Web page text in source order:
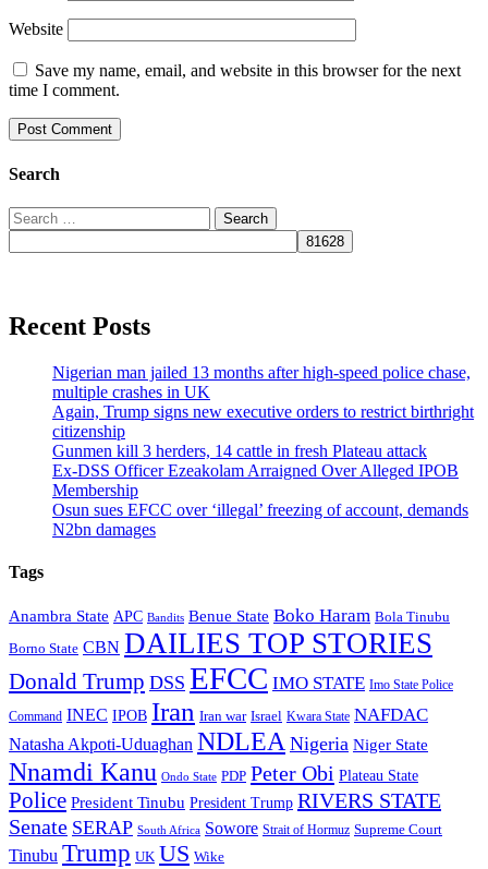
Website
Save my name, email, and website in this browser for the next
time I comment.
Search
Search
for:
Recent Posts
Nigerian man jailed 13 months after high-speed police chase,
multiple crashes in UK
Again, Trump signs new executive orders to restrict birthright
citizenship
Gunmen kill 3 herders, 14 cattle in fresh Plateau attack
Ex-DSS Officer Ezeakolam Arraigned Over Alleged IPOB
Membership
Osun sues EFCC over ‘illegal’ freezing of account, demands
N2bn damages
Tags
Anambra State APC Bandits Benue State Boko Haram Bola Tinubu
Borno State CBN DAILIES TOP STORIES
Donald Trump DSS EFCC IMO STATE Imo State Police
Command INEC IPOB Iran Iran war Israel Kwara State NAFDAC
Natasha Akpoti-Uduaghan NDLEA Nigeria Niger State
Nnamdi Kanu Ondo State PDP Peter Obi Plateau State
Police President Tinubu President Trump RIVERS STATE
Senate SERAP South Africa Sowore Strait of Hormuz Supreme Court
Tinubu Trump UK US Wike